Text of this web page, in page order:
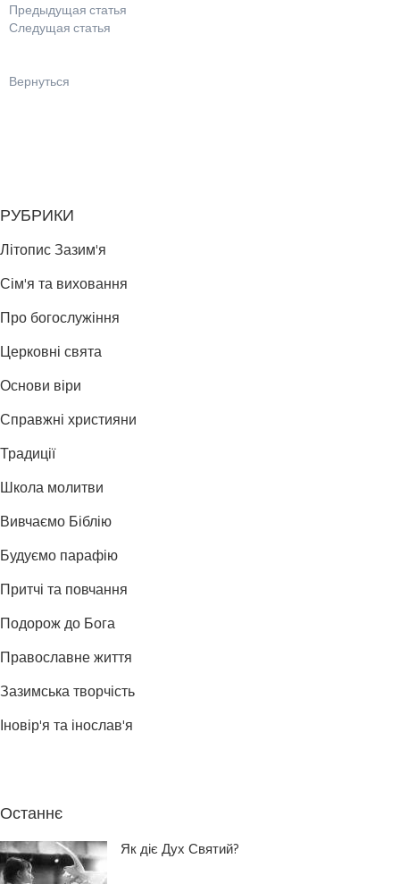
Предыдущая статья
Следущая статья
Вернуться
РУБРИКИ
Літопис Зазим'я
Сім'я та виховання
Про богослужіння
Церковні свята
Основи віри
Справжні християни
Традиції
Школа молитви
Вивчаємо Біблію
Будуємо парафію
Притчі та повчання
Подорож до Бога
Православне життя
Зазимська творчість
Іновір'я та інослав'я
Останнє
Як діє Дух Святий?